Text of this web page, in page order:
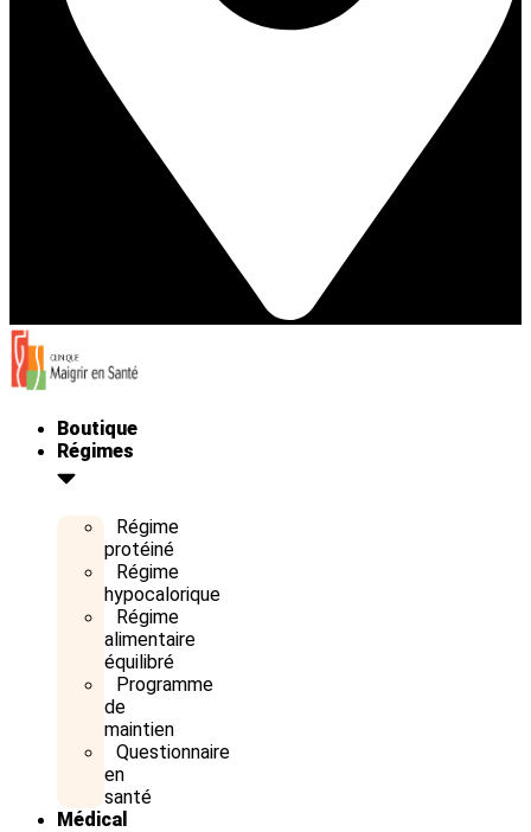
Boutique
Régimes
Régime
protéiné
Régime
hypocalorique
Régime
alimentaire
équilibré
Programme
de
maintien
Questionnaire
en
santé
Médical